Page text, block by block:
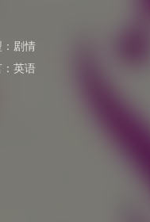
剧情
英语